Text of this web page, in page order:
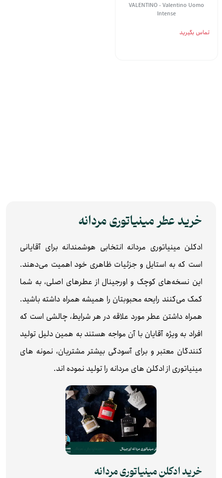
VALENTINO - Valentino Uomo
Intense
تماس بگیرید
خرید عطر مینیاتوری مردانه
ادکلن مینیاتوری مردانه انتخابی هوشمندانه برای آقایانی
است که به استایل و جزئیات ظاهری خود اهمیت می‌دهند.
این نسخه‌های کوچک و اورجینال از عطرهای اصلی، به شما
کمک می‌کنند رایحه محبوبتان را همیشه همراه داشته باشید.
همراه داشتن عطر مورد علاقه در هر شرایط، چالشی است که
افراد به ویژه آقایان با آن مواجه هستند به همین دلیل تولید
کنندگان معتبر و برای آسودگی بیشتر مشتریان، نمونه های
مینیاتوری از ادکلن های مردانه را تولید نموده اند.
خرید ادکلن مینیاتوری مردانه